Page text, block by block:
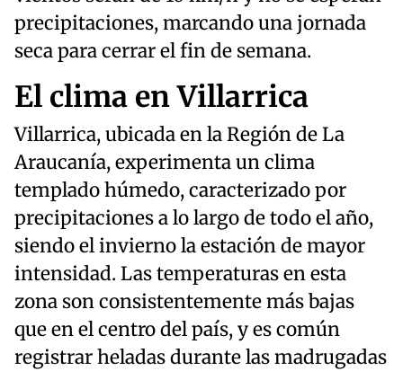
precipitaciones, marcando una jornada
seca para cerrar el fin de semana.
El clima en Villarrica
Villarrica, ubicada en la Región de La
Araucanía, experimenta un clima
templado húmedo, caracterizado por
precipitaciones a lo largo de todo el año,
siendo el invierno la estación de mayor
intensidad. Las temperaturas en esta
zona son consistentemente más bajas
que en el centro del país, y es común
registrar heladas durante las madrugadas